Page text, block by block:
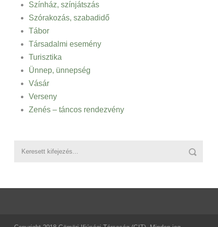
Színház, színjátszás
Szórakozás, szabadidő
Tábor
Társadalmi esemény
Turisztika
Ünnep, ünnepség
Vásár
Verseny
Zenés – táncos rendezvény